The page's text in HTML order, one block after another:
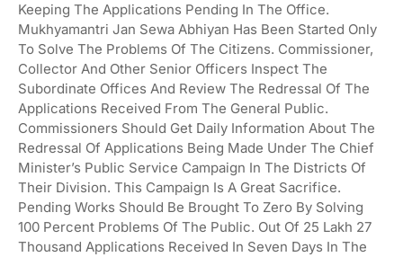
Keeping The Applications Pending In The Office.
Mukhyamantri Jan Sewa Abhiyan Has Been Started Only
To Solve The Problems Of The Citizens. Commissioner,
Collector And Other Senior Officers Inspect The
Subordinate Offices And Review The Redressal Of The
Applications Received From The General Public.
Commissioners Should Get Daily Information About The
Redressal Of Applications Being Made Under The Chief
Minister’s Public Service Campaign In The Districts Of
Their Division. This Campaign Is A Great Sacrifice.
Pending Works Should Be Brought To Zero By Solving
100 Percent Problems Of The Public. Out Of 25 Lakh 27
Thousand Applications Received In Seven Days In The